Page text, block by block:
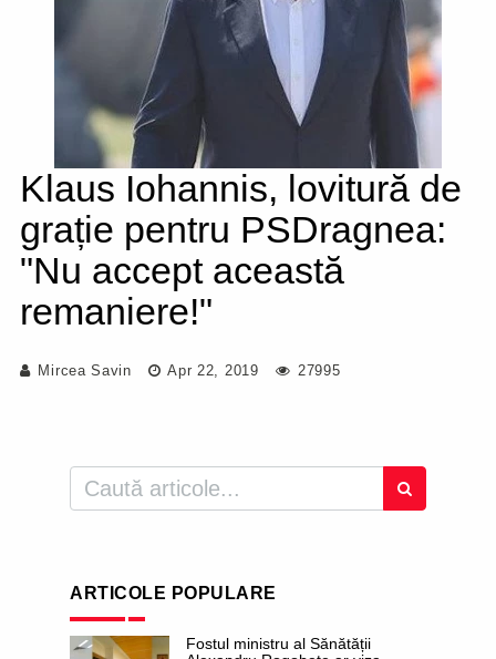
Klaus Iohannis, lovitură de
grație pentru PSDragnea:
"Nu accept această
remaniere!"
Mircea Savin Apr 22, 2019 27995
ARTICOLE POPULARE
Fostul ministru al Sănătății